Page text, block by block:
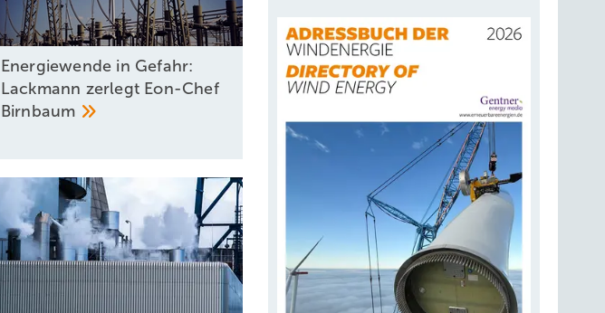
Energiewende in Gefahr:
Lackmann zerlegt Eon-Chef
Birnbaum